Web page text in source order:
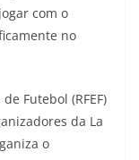
com o
no
Futebol (RFEF)
da La
o